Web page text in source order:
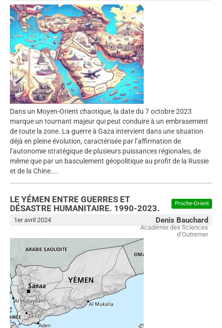
Dans un Moyen-Orient chaotique, la date du 7 octobre 2023
marque un tournant majeur qui peut conduire à un embrasement
de toute la zone. La guerre à Gaza intervient dans une situation
déjà en pleine évolution, caractérisée par l’affirmation de
l’autonomie stratégique de plusieurs puissances régionales, de
même que par un basculement géopolitique au profit de la Russie
et de la Chine....
Proche-Orient
LE YÉMEN ENTRE GUERRES ET
DÉSASTRE HUMANITAIRE. 1990-2023.
Denis Bauchard
Académie des Sciences
d’Outremer
1er avril 2024